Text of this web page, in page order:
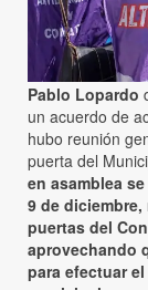
Pablo Lopardo
un acuerdo de
hubo reunión
puerta del
en asamblea
9 de
puertas del
aprovechando
para efectuar